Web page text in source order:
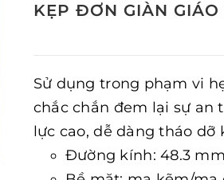
KẸP ĐƠN GIÀN
Sử dụng trong phạm vi
chắc chắn đem lại sự an
lực cao, dễ dàng tháo dỡ
Đường kính: 48.3 mm